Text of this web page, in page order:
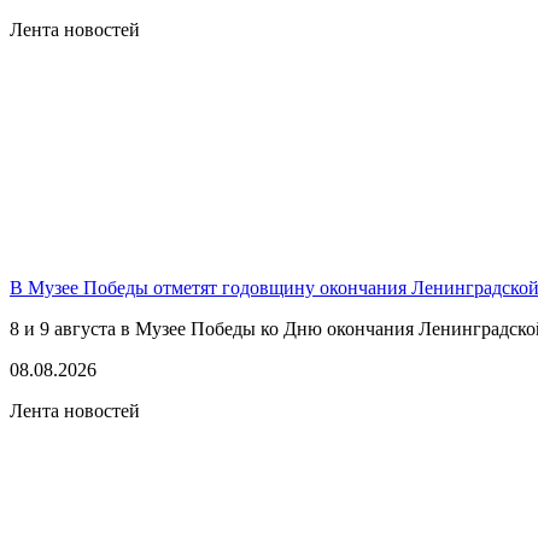
Лента новостей
В Музее Победы отметят годовщину окончания
8 и 9 августа в Музее Победы ко Дню окончания
08.08.2026
Лента новостей